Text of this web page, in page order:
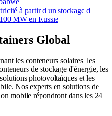
à partir d un stockage d
MW en Russie
Global
les conteneurs solaires, les
de stockage d'énergie, les
photovoltaïques et les
Nos experts en solutions de
mobile répondront dans les 24